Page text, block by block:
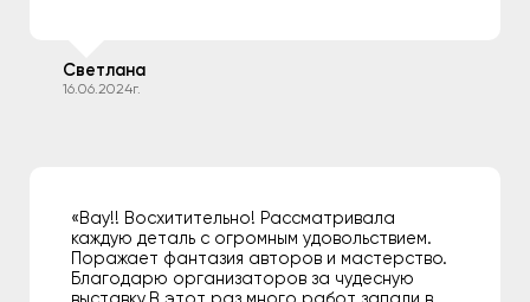
Светлана
16.06.2024г.
«Вау!! Восхитительно! Рассматривала
каждую деталь с огромным удовольствием.
Поражает фантазия авторов и мастерство.
Благодарю организаторов за чудесную